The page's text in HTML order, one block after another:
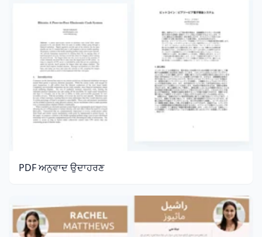
PDF ਅਨੁਵਾਦ ਉਦਾਹਰਣ